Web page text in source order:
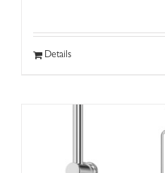
Details